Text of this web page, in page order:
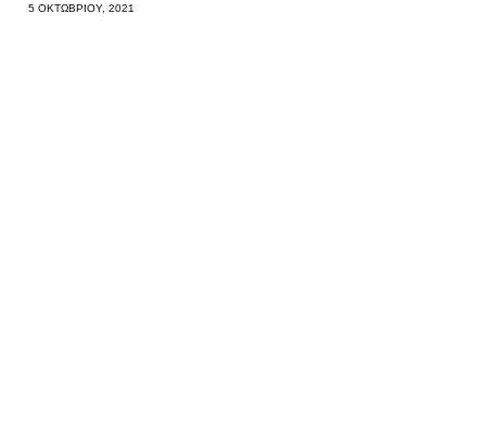
5 ΟΚΤΩΒΡΊΟΥ, 2021